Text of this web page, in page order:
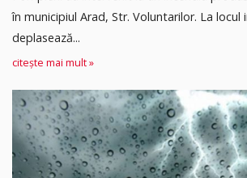
în municipiul Arad, Str. Voluntarilor. La locul
deplasează...
citește mai mult »